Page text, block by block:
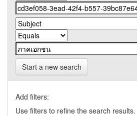
Start a new search
Add filters:
Use filters to refine the search results.